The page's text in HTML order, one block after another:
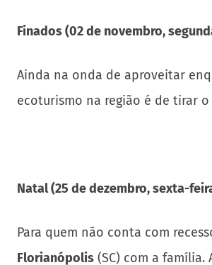
Finados (02 de novembro,
Ainda na onda de aproveitar
ecoturismo na região é de tirar
Natal (25 de dezembro, sexta-
Para quem não conta com
Florianópolis (SC) com a